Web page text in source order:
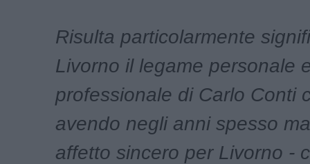
Risulta particolarmente
Livorno il legame personale
professionale di Carlo Conti
avendo negli anni spesso
affetto sincero per Livorno -